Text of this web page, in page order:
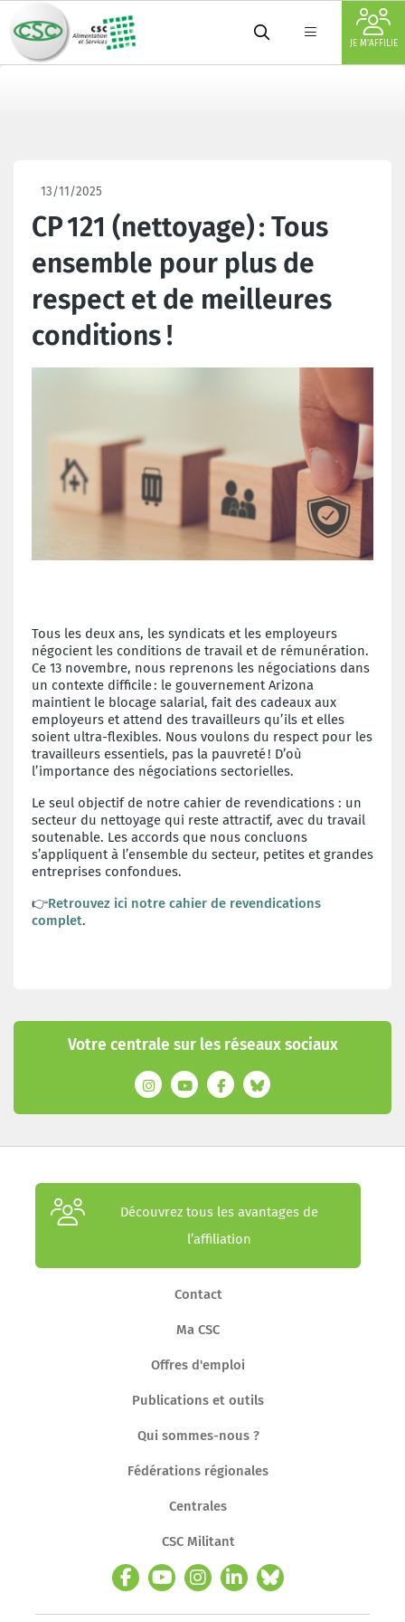
JE M'AFFILIE
13/11/2025
CP 121 (nettoyage) : Tous
ensemble pour plus de
respect et de meilleures
conditions !
Tous les deux ans, les syndicats et les employeurs
négocient les conditions de travail et de rémunération.
Ce 13 novembre, nous reprenons les négociations dans
un contexte difficile : le gouvernement Arizona
maintient le blocage salarial, fait des cadeaux aux
employeurs et attend des travailleurs qu’ils et elles
soient ultra-flexibles. Nous voulons du respect pour les
travailleurs essentiels, pas la pauvreté ! D’où
l’importance des négociations sectorielles.
Le seul objectif de notre cahier de revendications : un
secteur du nettoyage qui reste attractif, avec du travail
soutenable. Les accords que nous concluons
s’appliquent à l’ensemble du secteur, petites et grandes
entreprises confondues.
👉Retrouvez ici notre cahier de revendications
complet.
Votre centrale sur les réseaux sociaux
Découvrez tous les avantages de
l’affiliation
Contact
Ma CSC
Offres d'emploi
Publications et outils
Qui sommes-nous ?
Fédérations régionales
Centrales
CSC Militant